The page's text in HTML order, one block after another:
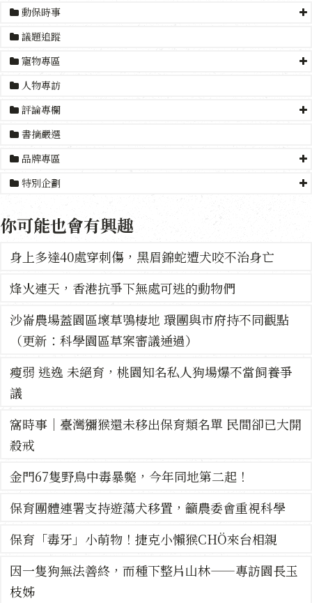
動保時事
議題追蹤
寵物專區
人物專訪
評論專欄
書摘嚴選
品牌專區
特別企劃
你可能也會有興趣
身上多達40處穿刺傷，黑眉錦蛇遭犬咬不治身亡
烽火連天，香港抗爭下無處可逃的動物們
沙崙農場蓋園區壞草鴞棲地 環團與市府持不同觀點
（更新：科學園區草案審議通過）
瘦弱 逃逸 未絕育，桃園知名私人狗場爆不當飼養爭
議
窩時事｜臺灣獼猴還未移出保育類名單 民間卻已大開
殺戒
金門67隻野鳥中毒暴斃，今年同地第二起！
保育團體連署支持遊蕩犬移置，籲農委會重視科學
保育「毒牙」小萌物！捷克小懶猴CHÖ來台相親
因一隻狗無法善終，而種下整片山林——專訪園長玉
枝姊